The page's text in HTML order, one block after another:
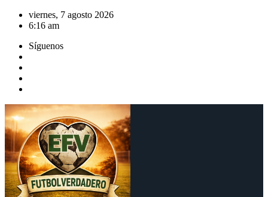
Saltar
viernes, 7 agosto 2026
6:16 am
Síguenos